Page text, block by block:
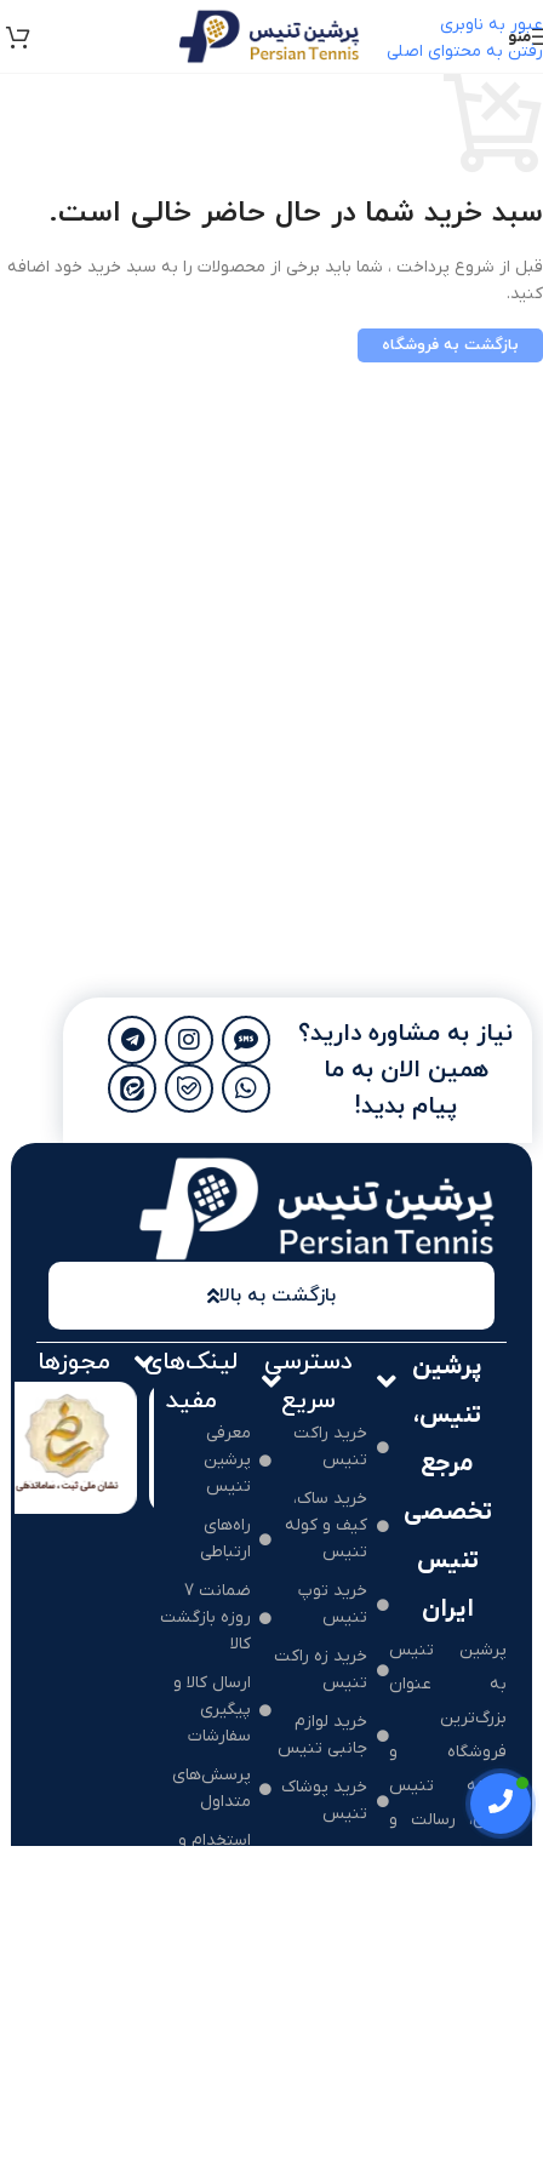
عبور به ناوبری
رفتن به محتوای اصلی
منو
سبد خرید شما در حال حاضر خالی است.
قبل از شروع پرداخت ، شما باید برخی از محصولات را به سبد خرید خود اضافه
کنید.
بازگشت به فروشگاه
نیاز به مشاوره دارید؟
همین الان به ما
پیام بدید!
بازگشت به بالا
پرشین
تنیس،
مرجع
تخصصی
تنیس
ایران
پرشین تنیس
به عنوان
بزرگ‌ترین
فروشگاه و
رسانه تنیس
ایران، رسالت و
هدف خود را در
دسترسی
سریع
خرید راکت
تنیس
خرید ساک،
کیف و کوله
تنیس
خرید توپ
تنیس
خرید زه راکت
تنیس
خرید لوازم
جانبی تنیس
خرید پوشاک
تنیس
لینک‌های
مفید
معرفی
پرشین
تنیس
راه‌های
ارتباطی
ضمانت 7
روزه بازگشت
کالا
ارسال کالا و
پیگیری
سفارشات
پرسش‌های
متداول
استخدام و
مجوزها